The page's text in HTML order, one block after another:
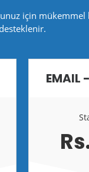
için
desteklenir.
EMAIL